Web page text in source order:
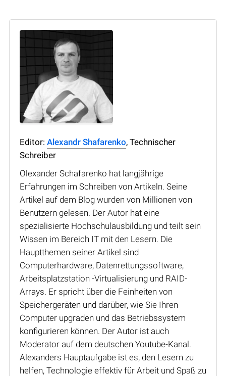
Editor: Alexandr Shafarenko, Technischer
Schreiber
Olexander Schafarenko hat langjährige
Erfahrungen im Schreiben von Artikeln. Seine
Artikel auf dem Blog wurden von Millionen von
Benutzern gelesen. Der Autor hat eine
spezialisierte Hochschulausbildung und teilt sein
Wissen im Bereich IT mit den Lesern. Die
Hauptthemen seiner Artikel sind
Computerhardware, Datenrettungssoftware,
Arbeitsplatzstation -Virtualisierung und RAID-
Arrays. Er spricht über die Feinheiten von
Speichergeräten und darüber, wie Sie Ihren
Computer upgraden und das Betriebssystem
konfigurieren können. Der Autor ist auch
Moderator auf dem deutschen Youtube-Kanal.
Alexanders Hauptaufgabe ist es, den Lesern zu
helfen, Technologie effektiv für Arbeit und Spaß zu